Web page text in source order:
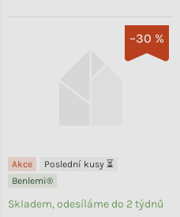
–30 %
Akce
Poslední kusy ⏳
Benlemi®
Skladem, odesíláme do 2 týdnů